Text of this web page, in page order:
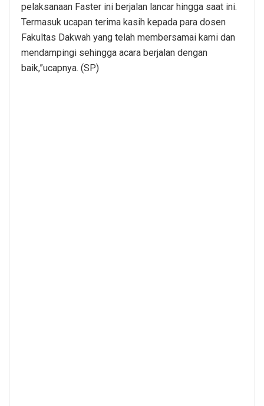
pelaksanaan Faster ini berjalan lancar hingga saat ini.
Termasuk ucapan terima kasih kepada para dosen
Fakultas Dakwah yang telah membersamai kami dan
mendampingi sehingga acara berjalan dengan
baik,”ucapnya. (SP)